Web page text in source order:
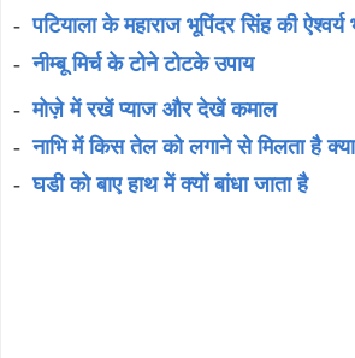
-पटियाला के महाराज भूपिंदर सिंह की ऐश्वर्य
-नीम्बू मिर्च के टोने टोटके उपाय
-मोज़े में रखें प्याज और देखें कमाल
-नाभि में किस तेल को लगाने से मिलता है
-घडी को बाए हाथ में क्यों बांधा जाता है